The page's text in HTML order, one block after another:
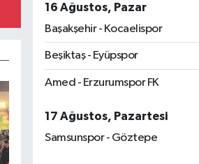
16 Ağustos, Pazar
Başakşehir - Kocaelispor
Beşiktaş - Eyüpspor
Amed - Erzurumspor FK
17 Ağustos, Pazartesi
Samsunspor - Göztepe